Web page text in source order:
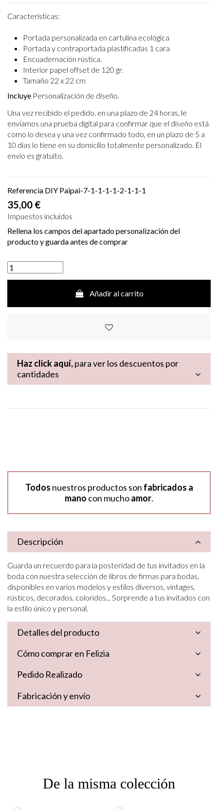
Características:
Portada personalizada en cartulina ecológica
Portada y contraportada plastificadas 1 cara
Encuadernación rústica.
Interior papel offset de 120 gr.
Tamaño 22 x 22 cm
Incluye Personalización de diseño.
Una vez recibido el pedido, en una plazo de 24 horas, le
enviamos una prueba digital para confirmar que el diseño está
como lo desea y una vez confirmado todo, en un plazo de 5 a
10 días lo tiene en su domicilio totalmente personalizado. El
envío es gratuito.
Referencia DIY Paipai-7-1-1-1-1-2-1-1-1
35,00 €
Impuestos incluidos
Rellena los campos del apartado personalización del
producto y guarda antes de comprar
Añadir al carrito
Haz click aquí,para ver los descuentos por
cantidades
Todos nuestros productos son fabricados a
mano con muchoamor.
Descripción
Guarda un recuerdo para la posteridad de tus invitados en la
boda con nuestra selección de libros de firmas para bodas,
disponibles en varios modelos y estilos diversos, vintages,
rústicos, decorados, coloridos... Sorprende a tus invitados con
la estilo único y personal.
Detalles del producto
Cómo comprar en Felizia
Pedido Realizado
Fabricación y envío
De la misma colección